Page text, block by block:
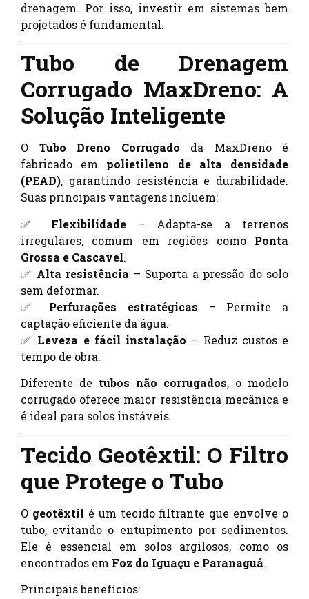
drenagem. Por isso, investir em sistemas bem
projetados é fundamental.
Tubo de Drenagem
Corrugado MaxDreno: A
Solução Inteligente
O Tubo Dreno Corrugado da MaxDreno é
fabricado em polietileno de alta densidade
(PEAD), garantindo resistência e durabilidade.
Suas principais vantagens incluem:
✅ Flexibilidade – Adapta-se a terrenos
irregulares, comum em regiões como Ponta
Grossa e Cascavel.
✅ Alta resistência – Suporta a pressão do solo
sem deformar.
✅ Perfurações estratégicas – Permite a
captação eficiente da água.
✅ Leveza e fácil instalação – Reduz custos e
tempo de obra.
Diferente de tubos não corrugados, o modelo
corrugado oferece maior resistência mecânica e
é ideal para solos instáveis.
Tecido Geotêxtil: O Filtro
que Protege o Tubo
O geotêxtil é um tecido filtrante que envolve o
tubo, evitando o entupimento por sedimentos.
Ele é essencial em solos argilosos, como os
encontrados em Foz do Iguaçu e Paranaguá.
Principais benefícios: